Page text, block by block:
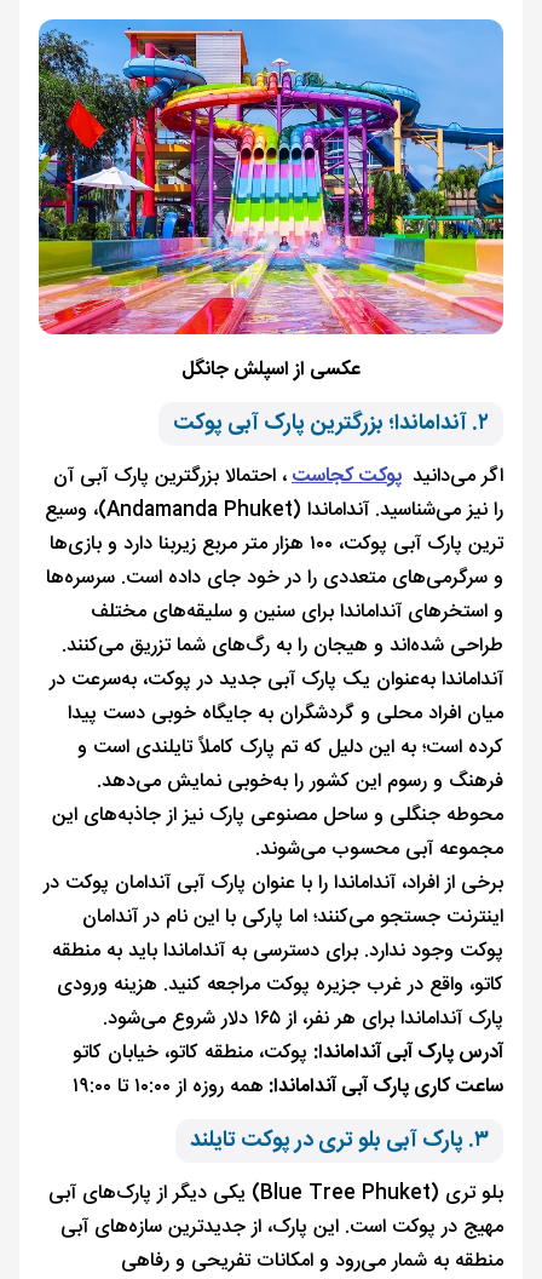
عکسی از اسپلش جانگل
۲. آنداماندا؛ بزرگترین پارک آبی پوکت
اگر می‌دانید پوکت کجاست، احتمالا بزرگترین پارک آبی آن
را نیز می‌شناسید. آنداماندا (Andamanda Phuket)، وسیع
ترین پارک آبی پوکت، ۱۰۰ هزار متر مربع زیربنا دارد و بازی‌ها
و سرگرمی‌های متعددی را در خود جای داده است. سرسره‌ها
و استخرهای آنداماندا برای سنین و سلیقه‌های مختلف
طراحی شده‌اند و هیجان را به رگ‌های شما تزریق می‌کنند.
آنداماندا به‌عنوان یک پارک آبی جدید در پوکت، به‌سرعت در
میان افراد محلی و گردشگران به جایگاه خوبی دست پیدا
کرده است؛ به این دلیل که تم پارک کاملاً تایلندی است و
فرهنگ و رسوم این کشور را به‌خوبی نمایش می‌دهد.
محوطه جنگلی و ساحل مصنوعی پارک نیز از جاذبه‌های این
مجموعه آبی محسوب می‌شوند.
برخی از افراد، آنداماندا را با عنوان پارک آبی آندامان پوکت در
اینترنت جستجو می‌کنند؛ اما پارکی با این نام در آندامان
پوکت وجود ندارد. برای دسترسی به آنداماندا باید به منطقه
کاتو، واقع در غرب جزیره پوکت مراجعه کنید. هزینه ورودی
پارک آنداماندا برای هر نفر، از ۱۶۵ دلار شروع می‌شود.
آدرس پارک آبی آنداماندا: پوکت، منطقه کاتو، خیابان کاتو
ساعت کاری پارک آبی آنداماندا: همه روزه از ۱۰:۰۰ تا ۱۹:۰۰
۳. پارک آبی بلو تری در پوکت تایلند
بلو تری (Blue Tree Phuket) یکی دیگر از پارک‌های آبی
مهیج در پوکت است. این پارک، از جدیدترین سازه‌های آبی
منطقه به شمار می‌رود و امکانات تفریحی و رفاهی